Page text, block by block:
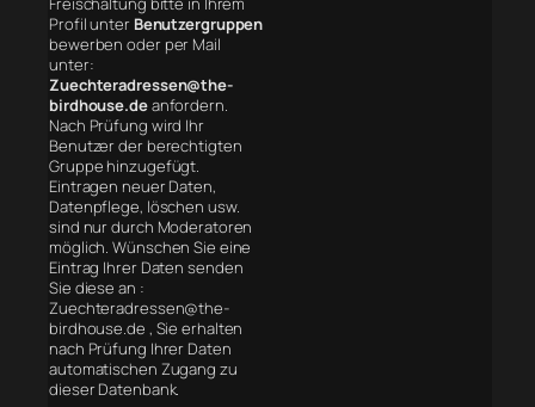
Profil unter Benutzergruppen
bewerben oder per Mail
unter:
Zuechteradressen@the-
birdhouse.deanfordern.
Nach Prüfung wird Ihr
Benutzer der berechtigten
Gruppe hinzugefügt.
Eintragen neuer Daten,
Datenpflege, löschen usw.
sind nur durch Moderatoren
möglich. Wünschen Sie eine
Eintrag Ihrer Daten senden
Sie diese an :
Zuechteradressen@the-
birdhouse.de , Sie erhalten
nach Prüfung Ihrer Daten
automatischen Zugang zu
dieser Datenbank.